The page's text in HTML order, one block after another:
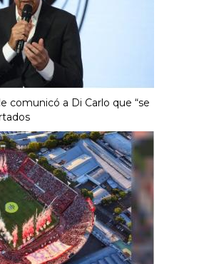
comunicó a Di Carlo que “se